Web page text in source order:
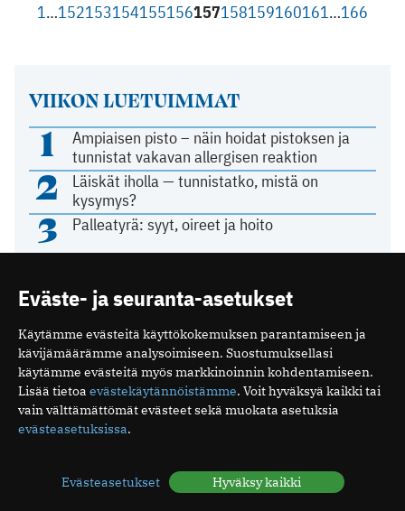
1…152153154155156157158159160161…166
VIIKON LUETUIMMAT
1
Ampiaisen pisto – näin hoidat pistoksen ja
tunnistat vakavan allergisen reaktion
2
Läiskät iholla — tunnistatko, mistä on
kysymys?
3 Palleatyrä: syyt, oireet ja hoito
4
5
Unirytmi sekaisin loman jälkeen – näin
vuorokausirytmi palautuu
KOLUMNI
26.04.2026 15:32
Eväste- ja seuranta-asetukset
Käytämme evästeitä käyttökokemuksen parantamiseen ja
kävijämäärämme analysoimiseen. Suostumuksellasi
käytämme evästeitä myös markkinoinnin kohdentamiseen.
Lisää tietoa evästekäytännöistämme. Voit hyväksyä kaikki tai
vain välttämättömät evästeet sekä muokata asetuksia
evästeasetuksissa.
Evästeasetukset Hyväksy kaikki